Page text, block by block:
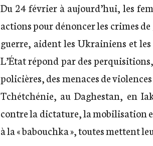
Du 24 février à aujourd’hui, les
actions pour dénoncer les crimes
guerre, aident les Ukrainiens et
L’État répond par des
policières, des menaces de
Tchétchénie, au Daghestan, en
contre la dictature, la mobilisation
à la « babouchka », toutes mettent